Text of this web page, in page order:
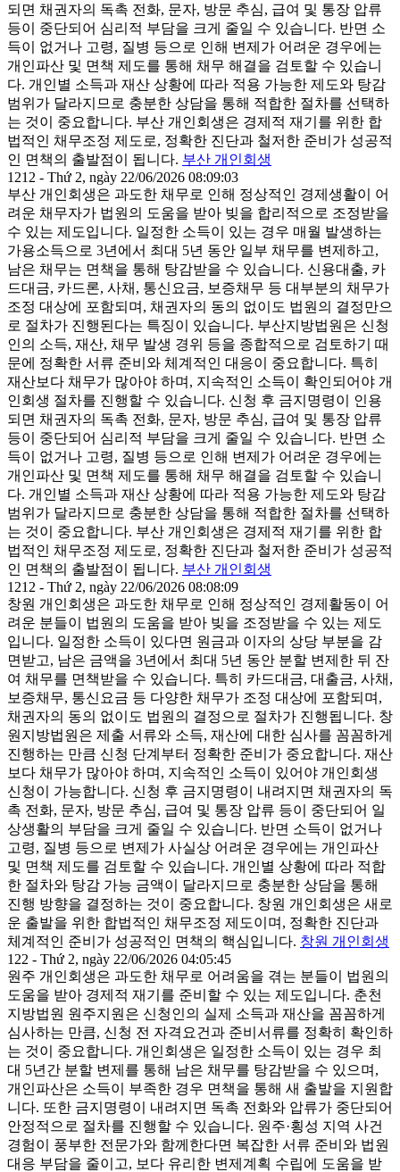
되면 채권자의 독촉 전화, 문자, 방문 추심, 급여 및 통장 압류
등이 중단되어 심리적 부담을 크게 줄일 수 있습니다. 반면 소
득이 없거나 고령, 질병 등으로 인해 변제가 어려운 경우에는
개인파산 및 면책 제도를 통해 채무 해결을 검토할 수 있습니
다. 개인별 소득과 재산 상황에 따라 적용 가능한 제도와 탕감
범위가 달라지므로 충분한 상담을 통해 적합한 절차를 선택하
는 것이 중요합니다. 부산 개인회생은 경제적 재기를 위한 합
법적인 채무조정 제도로, 정확한 진단과 철저한 준비가 성공적
인 면책의 출발점이 됩니다. 부산 개인회생
1212 - Thứ 2, ngày 22/06/2026 08:09:03
부산 개인회생은 과도한 채무로 인해 정상적인 경제생활이 어
려운 채무자가 법원의 도움을 받아 빚을 합리적으로 조정받을
수 있는 제도입니다. 일정한 소득이 있는 경우 매월 발생하는
가용소득으로 3년에서 최대 5년 동안 일부 채무를 변제하고,
남은 채무는 면책을 통해 탕감받을 수 있습니다. 신용대출, 카
드대금, 카드론, 사채, 통신요금, 보증채무 등 대부분의 채무가
조정 대상에 포함되며, 채권자의 동의 없이도 법원의 결정만으
로 절차가 진행된다는 특징이 있습니다. 부산지방법원은 신청
인의 소득, 재산, 채무 발생 경위 등을 종합적으로 검토하기 때
문에 정확한 서류 준비와 체계적인 대응이 중요합니다. 특히
재산보다 채무가 많아야 하며, 지속적인 소득이 확인되어야 개
인회생 절차를 진행할 수 있습니다. 신청 후 금지명령이 인용
되면 채권자의 독촉 전화, 문자, 방문 추심, 급여 및 통장 압류
등이 중단되어 심리적 부담을 크게 줄일 수 있습니다. 반면 소
득이 없거나 고령, 질병 등으로 인해 변제가 어려운 경우에는
개인파산 및 면책 제도를 통해 채무 해결을 검토할 수 있습니
다. 개인별 소득과 재산 상황에 따라 적용 가능한 제도와 탕감
범위가 달라지므로 충분한 상담을 통해 적합한 절차를 선택하
는 것이 중요합니다. 부산 개인회생은 경제적 재기를 위한 합
법적인 채무조정 제도로, 정확한 진단과 철저한 준비가 성공적
인 면책의 출발점이 됩니다. 부산 개인회생
1212 - Thứ 2, ngày 22/06/2026 08:08:09
창원 개인회생은 과도한 채무로 인해 정상적인 경제활동이 어
려운 분들이 법원의 도움을 받아 빚을 조정받을 수 있는 제도
입니다. 일정한 소득이 있다면 원금과 이자의 상당 부분을 감
면받고, 남은 금액을 3년에서 최대 5년 동안 분할 변제한 뒤 잔
여 채무를 면책받을 수 있습니다. 특히 카드대금, 대출금, 사채,
보증채무, 통신요금 등 다양한 채무가 조정 대상에 포함되며,
채권자의 동의 없이도 법원의 결정으로 절차가 진행됩니다. 창
원지방법원은 제출 서류와 소득, 재산에 대한 심사를 꼼꼼하게
진행하는 만큼 신청 단계부터 정확한 준비가 중요합니다. 재산
보다 채무가 많아야 하며, 지속적인 소득이 있어야 개인회생
신청이 가능합니다. 신청 후 금지명령이 내려지면 채권자의 독
촉 전화, 문자, 방문 추심, 급여 및 통장 압류 등이 중단되어 일
상생활의 부담을 크게 줄일 수 있습니다. 반면 소득이 없거나
고령, 질병 등으로 변제가 사실상 어려운 경우에는 개인파산
및 면책 제도를 검토할 수 있습니다. 개인별 상황에 따라 적합
한 절차와 탕감 가능 금액이 달라지므로 충분한 상담을 통해
진행 방향을 결정하는 것이 중요합니다. 창원 개인회생은 새로
운 출발을 위한 합법적인 채무조정 제도이며, 정확한 진단과
체계적인 준비가 성공적인 면책의 핵심입니다. 창원 개인회생
122 - Thứ 2, ngày 22/06/2026 04:05:45
원주 개인회생은 과도한 채무로 어려움을 겪는 분들이 법원의
도움을 받아 경제적 재기를 준비할 수 있는 제도입니다. 춘천
지방법원 원주지원은 신청인의 실제 소득과 재산을 꼼꼼하게
심사하는 만큼, 신청 전 자격요건과 준비서류를 정확히 확인하
는 것이 중요합니다. 개인회생은 일정한 소득이 있는 경우 최
대 5년간 분할 변제를 통해 남은 채무를 탕감받을 수 있으며,
개인파산은 소득이 부족한 경우 면책을 통해 새 출발을 지원합
니다. 또한 금지명령이 내려지면 독촉 전화와 압류가 중단되어
안정적으로 절차를 진행할 수 있습니다. 원주·횡성 지역 사건
경험이 풍부한 전문가와 함께한다면 복잡한 서류 준비와 법원
대응 부담을 줄이고, 보다 유리한 변제계획 수립에 도움을 받